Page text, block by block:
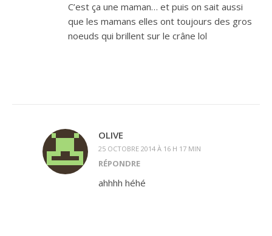
C’est ça une maman… et puis on sait aussi
que les mamans elles ont toujours des gros
noeuds qui brillent sur le crâne lol
OLIVE
25 OCTOBRE 2014 À 16 H 17 MIN
RÉPONDRE
ahhhh héhé